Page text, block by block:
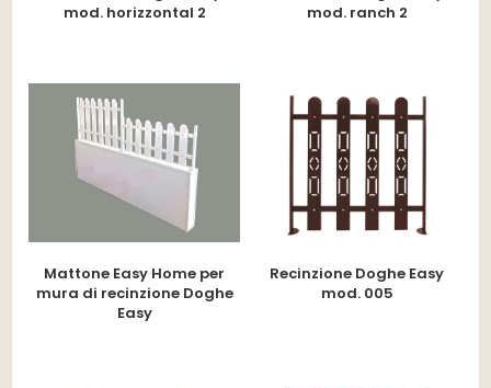
mod. horizzontal 2
mod. ranch 2
Mattone Easy Home per
mura di recinzione Doghe
Easy
Recinzione Doghe Easy
mod. 005